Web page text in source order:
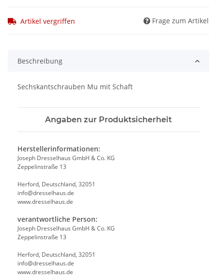
Artikel vergriffen Frage zum Artikel
Beschreibung
Sechskantschrauben Mu mit Schaft
Angaben zur Produktsicherheit
Herstellerinformationen:
Joseph Dresselhaus GmbH & Co. KG
Zeppelinstraße 13
Herford, Deutschland, 32051
info@dresselhaus.de
www.dresselhaus.de
verantwortliche Person:
Joseph Dresselhaus GmbH & Co. KG
Zeppelinstraße 13
Herford, Deutschland, 32051
info@dresselhaus.de
www.dresselhaus.de